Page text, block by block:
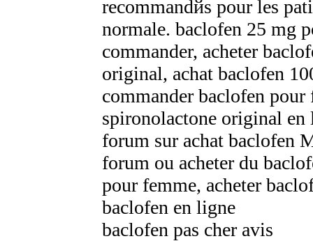
recommandйs pour les
normale. baclofen 25 mg
commander, acheter
original, achat baclofen
commander baclofen pour
spironolactone original en
forum sur achat baclofen
forum ou acheter du
pour femme, acheter
baclofen en ligne
baclofen pas cher avis